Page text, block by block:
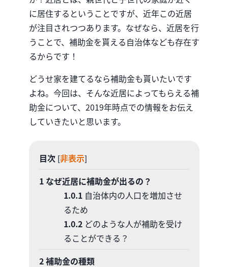
に居住するということですが、近年この近居
が注目されつつあります。なぜなら、近居を行
うことで、補助金を貰える自治体なども存在す
るからです！
どうせ家を建てるなら補助金も貰いたいです
よね。今回は、そんな近居によってもらえる補
助金について、2019年時点での情報をお伝え
していきたいと思います。
目次 [非表示]
1なぜ近居に補助金が出るの？
1.0.1自治体内の人口を増加させ
るため
1.0.2どのような人が補助を受け
ることができる？
2補助金の種類